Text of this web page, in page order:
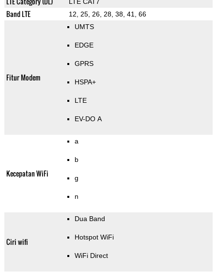
Band LTE 12, 25, 26, 28, 38, 41, 66
Fitur Modem
UMTS
EDGE
GPRS
HSPA+
LTE
EV-DO A
Kecepatan WiFi
a
b
g
n
Ciri wifi
Dua Band
Hotspot WiFi
WiFi Direct